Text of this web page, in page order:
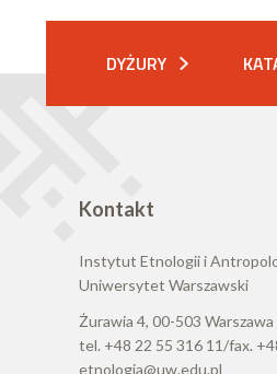
DYŻURY
Kontakt
Instytut Etnologii i
Uniwersytet Warszawski
Żurawia 4, 00-503 Warszawa
tel. +48 22 55 316 11/fax.
etnologia@uw.edu.pl